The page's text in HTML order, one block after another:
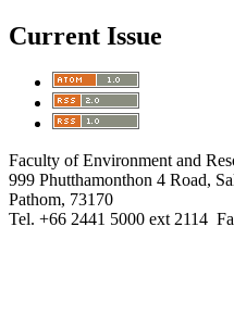
Current Issue
Faculty of Environment and
999 Phutthamonthon 4 Road,
Pathom, 73170
Tel. +66 2441 5000 ext 2114